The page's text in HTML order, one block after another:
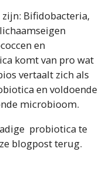
Bifidobacteria,
en
komt van pro wat
vertaalt zich als
en voldoende
microbioom.
probiotica te
blogpost terug.